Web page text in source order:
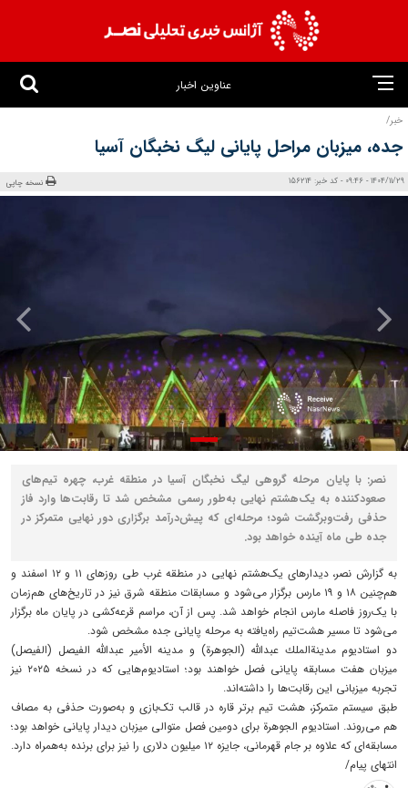
عناوین اخبار
خبر/
جده، میزبان مراحل پایانی لیگ نخبگان آسیا
1404/11/29 - 09:46 - کد خبر: 156214 نسخه چاپی
نصر: با پایان مرحله گروهی لیگ نخبگان آسیا در منطقه غرب، چهره تیم‌های
صعودکننده به یک‌هشتم نهایی به‌طور رسمی مشخص شد تا رقابت‌ها وارد فاز
حذفی رفت‌وبرگشت شود؛ مرحله‌ای که پیش‌درآمد برگزاری دور نهایی متمرکز در
جده طی ماه آینده خواهد بود.
به گزارش نصر، دیدارهای یک‌هشتم نهایی در منطقه غرب طی روزهای ۱۱ و ۱۲ اسفند و
هم‌چنین ۱۸ و ۱۹ مارس برگزار می‌شود و مسابقات منطقه شرق نیز در تاریخ‌های هم‌زمان
با یک‌روز فاصله مارس انجام خواهد شد. پس از آن، مراسم قرعه‌کشی در پایان ماه برگزار
می‌شود تا مسیر هشت‌تیم راه‌یافته به مرحله پایانی جده مشخص شود.
دو استادیوم مدينة‌الملك عبدالله (الجوهرة) و مدينه الأمير عبدالله الفيصل (الفيصل)
میزبان هفت مسابقه پایانی فصل خواهند بود؛ استادیوم‌هایی که در نسخه ۲۰۲۵ نیز
تجربه میزبانی این رقابت‌ها را داشته‌اند.
طبق سیستم متمرکز، هشت تیم برتر قاره در قالب تک‌بازی و به‌صورت حذفی به مصاف
هم می‌روند. استادیوم الجوهرة برای دومین فصل متوالی میزبان دیدار پایانی خواهد بود؛
مسابقه‌ای که علاوه بر جام قهرمانی، جایزه ۱۲ میلیون دلاری را نیز برای برنده به‌همراه دارد.
انتهای پیام/